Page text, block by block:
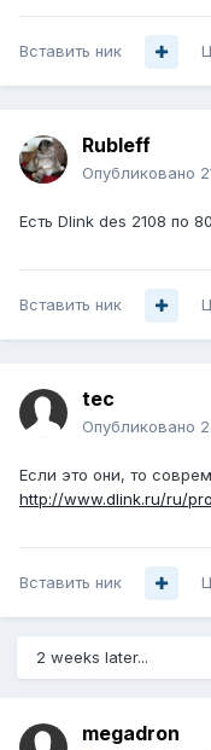
Вставить ник
Rubleff
Опубликовано
Есть Dlink des 2108 по
Вставить ник
tec
Опубликовано
Если это они, то
http://www.dlink.ru/ru/
Вставить ник
2 weeks later...
megadron